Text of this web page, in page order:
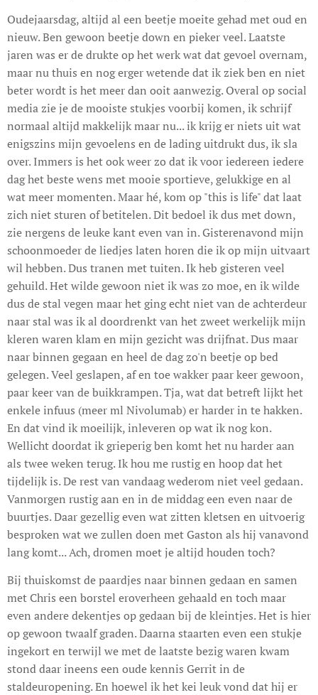
Oudejaarsdag, altijd al een beetje moeite gehad met oud en
nieuw. Ben gewoon beetje down en pieker veel. Laatste
jaren was er de drukte op het werk wat dat gevoel overnam,
maar nu thuis en nog erger wetende dat ik ziek ben en niet
beter wordt is het meer dan ooit aanwezig. Overal op social
media zie je de mooiste stukjes voorbij komen, ik schrijf
normaal altijd makkelijk maar nu... ik krijg er niets uit wat
enigszins mijn gevoelens en de lading uitdrukt dus, ik sla
over. Immers is het ook weer zo dat ik voor iedereen iedere
dag het beste wens met mooie sportieve, gelukkige en al
wat meer momenten. Maar hé, kom op "this is life" dat laat
zich niet sturen of betitelen. Dit bedoel ik dus met down,
zie nergens de leuke kant even van in. Gisterenavond mijn
schoonmoeder de liedjes laten horen die ik op mijn uitvaart
wil hebben. Dus tranen met tuiten. Ik heb gisteren veel
gehuild. Het wilde gewoon niet ik was zo moe, en ik wilde
dus de stal vegen maar het ging echt niet van de achterdeur
naar stal was ik al doordrenkt van het zweet werkelijk mijn
kleren waren klam en mijn gezicht was drijfnat. Dus maar
naar binnen gegaan en heel de dag zo'n beetje op bed
gelegen. Veel geslapen, af en toe wakker paar keer gewoon,
paar keer van de buikkrampen. Tja, wat dat betreft lijkt het
enkele infuus (meer ml Nivolumab) er harder in te hakken.
En dat vind ik moeilijk, inleveren op wat ik nog kon.
Wellicht doordat ik grieperig ben komt het nu harder aan
als twee weken terug. Ik hou me rustig en hoop dat het
tijdelijk is. De rest van vandaag wederom niet veel gedaan.
Vanmorgen rustig aan en in de middag een even naar de
buurtjes. Daar gezellig even wat zitten kletsen en uitvoerig
besproken wat we zullen doen met Gaston als hij vanavond
lang komt... Ach, dromen moet je altijd houden toch?
Bij thuiskomst de paardjes naar binnen gedaan en samen
met Chris een borstel eroverheen gehaald en toch maar
even andere dekentjes op gedaan bij de kleintjes. Het is hier
op gewoon twaalf graden. Daarna staarten even een stukje
ingekort en terwijl we met de laatste bezig waren kwam
stond daar ineens een oude kennis Gerrit in de
staldeuropening. En hoewel ik het kei leuk vond dat hij er